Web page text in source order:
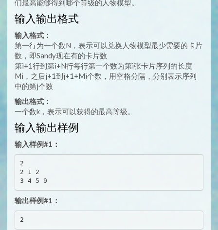
们最高能够得到哪个等级的人物模型。
输入输出格式
输入格式：
第一行为一个数N，表示可以兑换人物模型最少需要的卡片
数，即Sandy现在有的卡片数
第i+1行到第i+N行每行第一个数为第i张卡片序列的长度
Mi，之后j+1到j+1+Mi个数，用空格分隔，分别表示序列
中的第j个数
输出格式：
一个数k，表示可以获得的最高等级。
输入输出样例
输入样例#1：
2
2 1 2
输出样例#1：